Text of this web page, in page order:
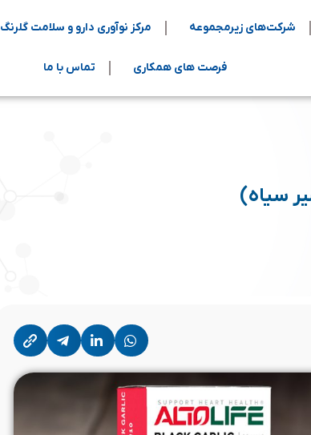
شرکت‌های زیرمجموعه مرکز نوآوری دارو و سلامت گلرنگ
فرصت های همکاری تماس با ما
سیاه)